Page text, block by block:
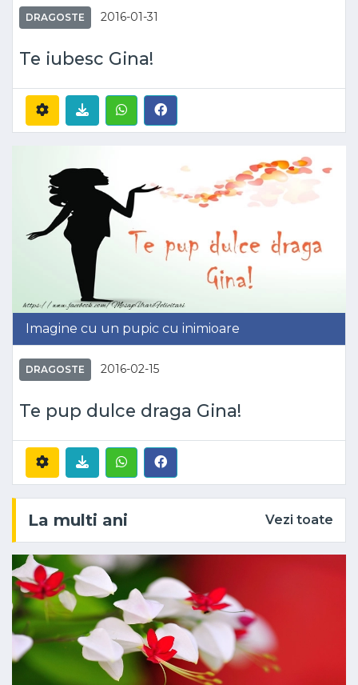
DRAGOSTE 2016-01-31
Te iubesc Gina!
Imagine cu un pupic cu inimioare
DRAGOSTE 2016-02-15
Te pup dulce draga Gina!
La multi ani Vezi toate